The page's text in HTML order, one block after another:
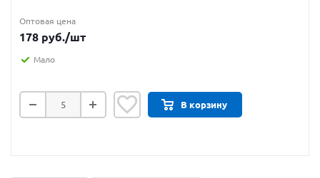
Оптовая цена
178 руб./шт
Мало
В корзину